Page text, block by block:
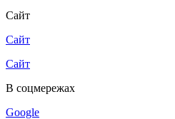
Сайт
Сайт
Сайт
В соцмережах
Google